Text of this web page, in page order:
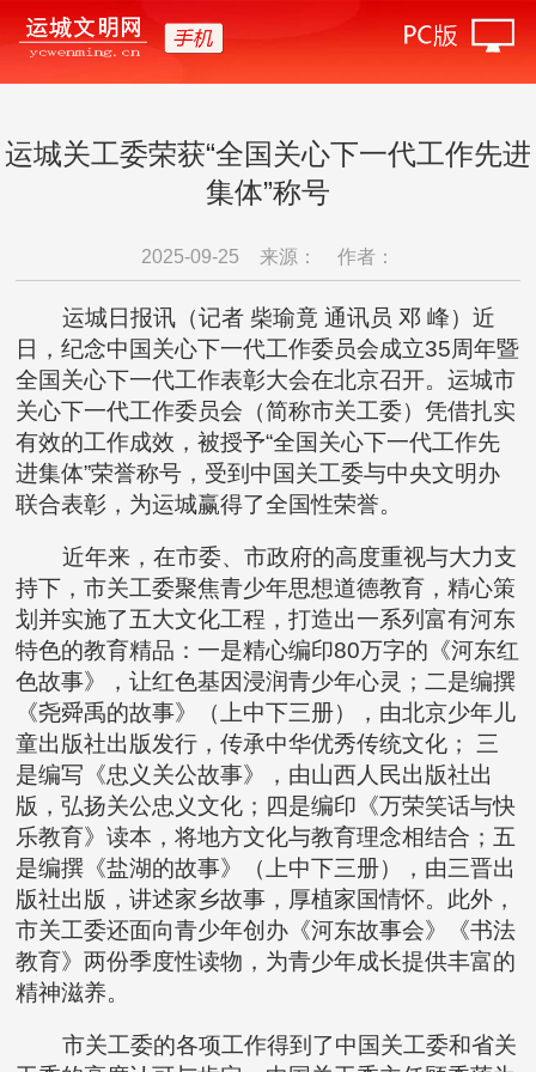
运城关工委荣获“全国关心下一代工作先进
集体”称号
2025-09-25 来源： 作者：
运城日报讯（记者 柴瑜竟 通讯员 邓 峰）近
日，纪念中国关心下一代工作委员会成立35周年暨
全国关心下一代工作表彰大会在北京召开。运城市
关心下一代工作委员会（简称市关工委）凭借扎实
有效的工作成效，被授予“全国关心下一代工作先
进集体”荣誉称号，受到中国关工委与中央文明办
联合表彰，为运城赢得了全国性荣誉。
近年来，在市委、市政府的高度重视与大力支
持下，市关工委聚焦青少年思想道德教育，精心策
划并实施了五大文化工程，打造出一系列富有河东
特色的教育精品：一是精心编印80万字的《河东红
色故事》，让红色基因浸润青少年心灵；二是编撰
《尧舜禹的故事》（上中下三册），由北京少年儿
童出版社出版发行，传承中华优秀传统文化； 三
是编写《忠义关公故事》，由山西人民出版社出
版，弘扬关公忠义文化；四是编印《万荣笑话与快
乐教育》读本，将地方文化与教育理念相结合；五
是编撰《盐湖的故事》（上中下三册），由三晋出
版社出版，讲述家乡故事，厚植家国情怀。此外，
市关工委还面向青少年创办《河东故事会》《书法
教育》两份季度性读物，为青少年成长提供丰富的
精神滋养。
市关工委的各项工作得到了中国关工委和省关